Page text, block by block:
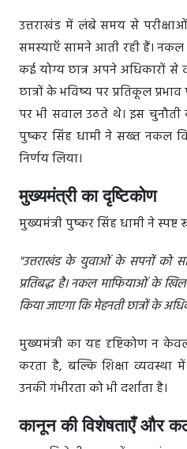
उत्तराखंड में लंबे समय से
समस्याएँ सामने आती रही हैं। नकल
कई योग्य छात्र अपने अधिकारों
छात्रों के भविष्य पर प्रतिकूल
पर भी सवाल उठते थे। इस चुनौती
पुष्कर सिंह धामी ने सख्त नकल
निर्णय लिया।
मुख्यमंत्री का दृष्टिकोण
मुख्यमंत्री पुष्कर सिंह धामी ने
"उत्तराखंड के युवाओं के सपनों को
प्रतिबद्ध है। नकल माफियाओं के
किया जाएगा कि मेहनती छात्रों के
मुख्यमंत्री का यह दृष्टिकोण न
करता है, बल्कि शिक्षा व्यवस्था
उनकी गंभीरता को भी दर्शाता है।
कानून की विशेषताएँ और